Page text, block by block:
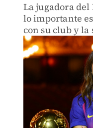
La jugadora del
lo importante
con su club y